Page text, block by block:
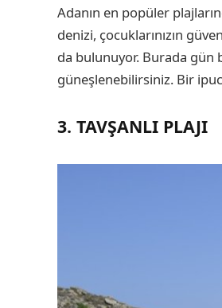
Adanın en popüler
denizi, çocuklarınızın
da bulunuyor. Burada gün
güneşlenebilirsiniz. Bir
3. TAVŞANLI PLAJI